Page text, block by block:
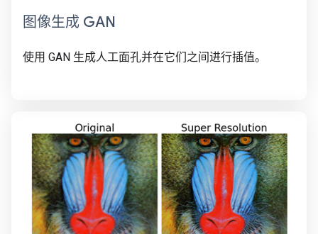
图像生成 GAN
使用 GAN 生成人工面孔并在它们之间进行插值。